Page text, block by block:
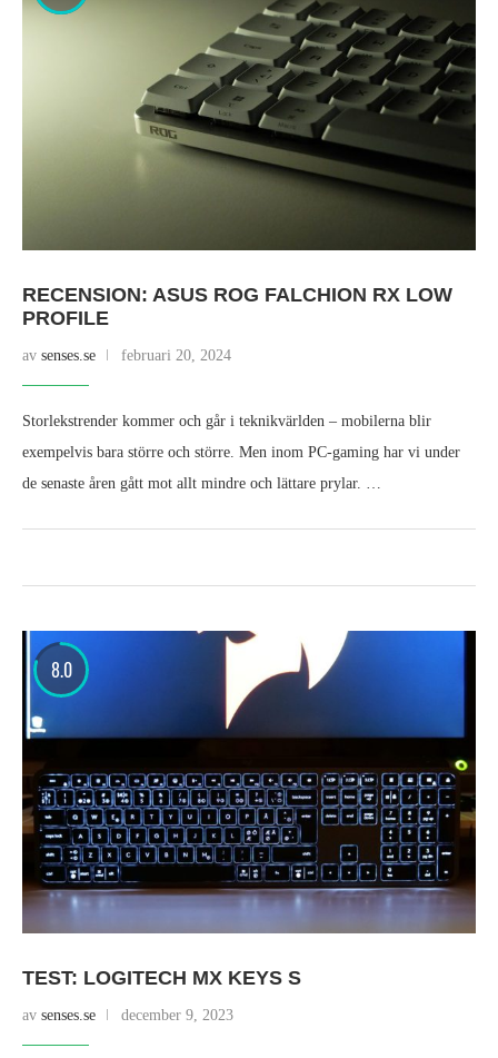
RECENSION: ASUS ROG FALCHION RX LOW
PROFILE
av senses.se februari 20, 2024
Storlekstrender kommer och går i teknikvärlden – mobilerna blir
exempelvis bara större och större. Men inom PC-gaming har vi under
de senaste åren gått mot allt mindre och lättare prylar. …
8.0
TEST: LOGITECH MX KEYS S
av senses.se december 9, 2023